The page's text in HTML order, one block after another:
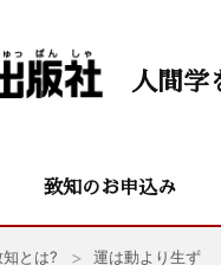
人間学
致知のお申込み
とは? 運は動より生ず